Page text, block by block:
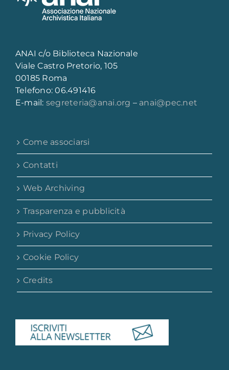
ANAI c/o Biblioteca Nazionale
Viale Castro Pretorio, 105
00185 Roma
Telefono: 06.491416
E-mail: segreteria@anai.org – anai@pec.net
Come associarsi
Contatti
Web Archiving
Trasparenza e pubblicità
Privacy Policy
Cookie Policy
Credits